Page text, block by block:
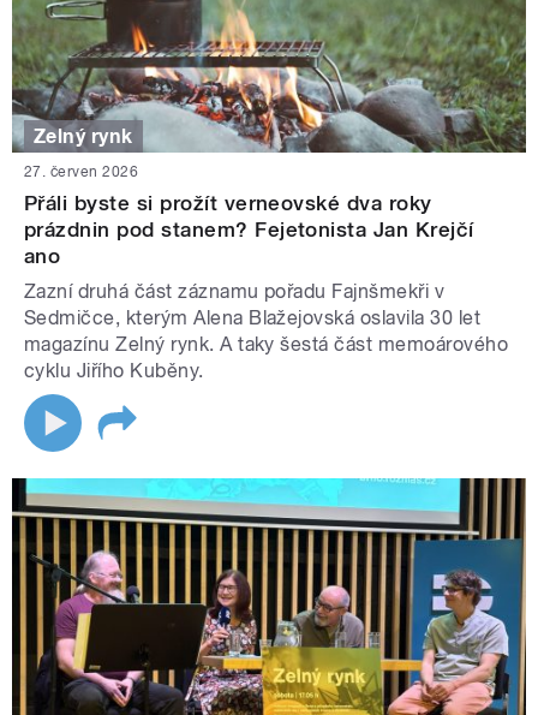
Zelný rynk
27. červen 2026
Přáli byste si prožít verneovské dva roky
prázdnin pod stanem? Fejetonista Jan Krejčí
ano
Zazní druhá část záznamu pořadu Fajnšmekři v
Sedmičce, kterým Alena Blažejovská oslavila 30 let
magazínu Zelný rynk. A taky šestá část memoárového
cyklu Jiřího Kuběny.